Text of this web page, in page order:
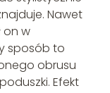
Nawet
on w
sposób to
obrusu
Efekt